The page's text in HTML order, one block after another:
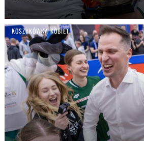
KOSZYKÓWKA KOBIET